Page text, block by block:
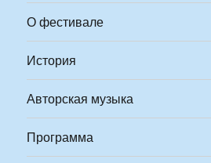
О фестивале
История
Авторская музыка
Программа